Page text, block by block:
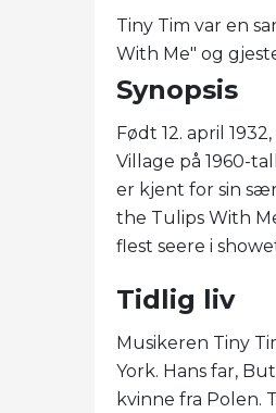
Tiny Tim var en
With Me" og
Synopsis
Født 12. april
Village på 1960-
er kjent for sin
the Tulips With
flest seere i
Tidlig liv
Musikeren Tiny
York. Hans far,
kvinne fra Polen.